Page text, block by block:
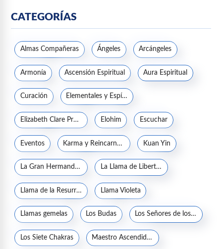
CATEGORÍAS
Almas Compañeras Ángeles Arcángeles
Armonía Ascensión Espiritual Aura Espiritual
Curación Elementales y Espíritus de la naturaleza
Elizabeth Clare Prophet Elohim Escuchar
Eventos Karma y Reincarnación Kuan Yin
La Gran Hermandad Blanca La Llama de Libertad
Llama de la Resurrección Llama Violeta
Llamas gemelas Los Budas Los Señores de los Siete Rayos
Los Siete Chakras Maestro Ascendido Jesucristo